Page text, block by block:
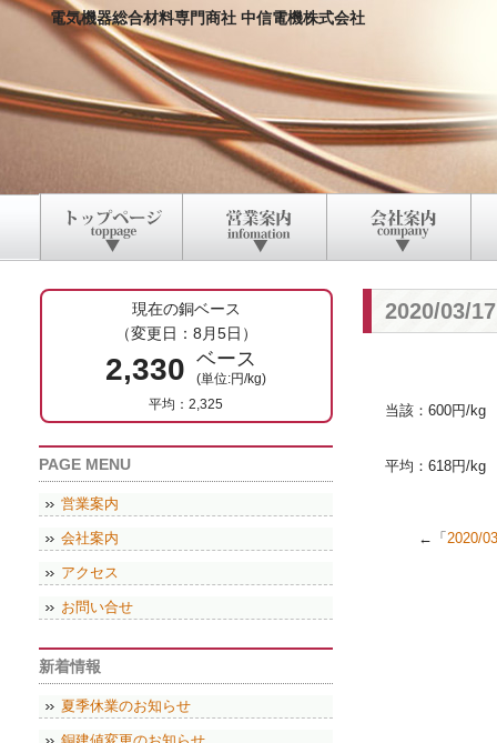
電気機器総合材料専門商社 中信電機株式会社
2020/03/
当該：600円/kg
平均：618円/kg
←「 2020/
現在の銅ベース
（変更日：8月5日）
2,330 ベース
(単位:円/kg)
平均：2,325
PAGE MENU
営業案内
会社案内
アクセス
お問い合せ
新着情報
夏季休業のお知らせ